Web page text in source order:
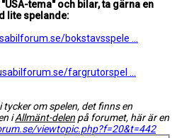
tema" och bilar, ta gärna en
lite spelande:
bokstavsspele ...
fargrutorspel ...
om spelen, det finns en
iAllmänt-delen på forumet, här är en
viewtopic.php?f=20&t=442